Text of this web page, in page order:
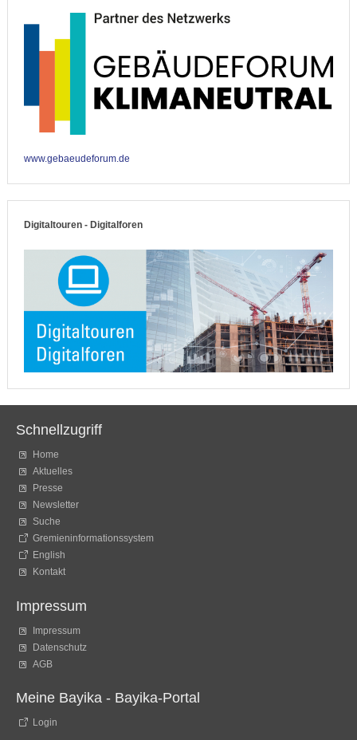
www.gebaeudeforum.de
Digitaltouren - Digitalforen
Schnellzugriff
Home
Aktuelles
Presse
Newsletter
Suche
Gremieninformationssystem
English
Kontakt
Impressum
Impressum
Datenschutz
AGB
Meine Bayika - Bayika-Portal
Login